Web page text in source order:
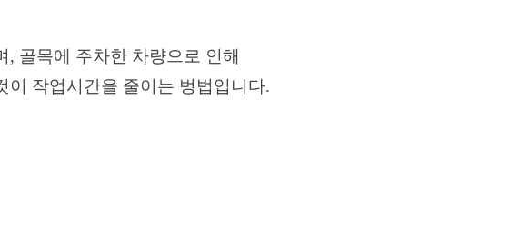
목에 주차한 차량으로 인해
이 작업시간을 줄이는 벙법입니다.